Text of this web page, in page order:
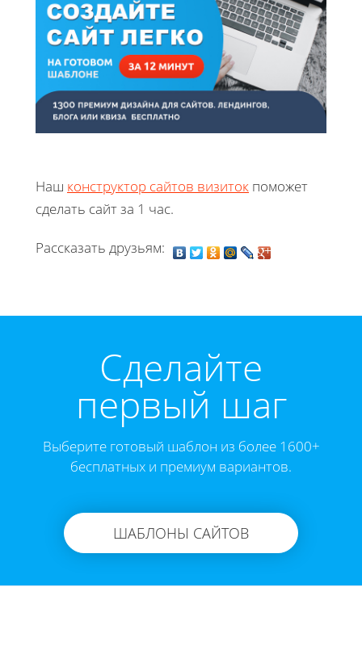
Наш конструктор сайтов визиток поможет
сделать сайт за 1 час.
Рассказать друзьям:
Cделайте
первый шаг
Выберите готовый шаблон из более 1600+
бесплатных и премиум вариантов.
ШАБЛОНЫ САЙТОВ